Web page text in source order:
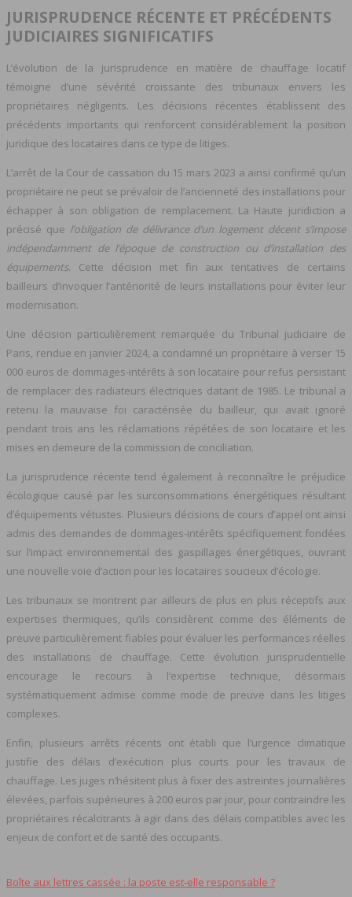
JURISPRUDENCE RÉCENTE ET PRÉCÉDENTS
JUDICIAIRES SIGNIFICATIFS
L’évolution de la jurisprudence en matière de chauffage locatif
témoigne d’une sévérité croissante des tribunaux envers les
propriétaires négligents. Les décisions récentes établissent des
précédents importants qui renforcent considérablement la position
juridique des locataires dans ce type de litiges.
L’arrêt de la Cour de cassation du 15 mars 2023 a ainsi confirmé qu’un
propriétaire ne peut se prévaloir de l’ancienneté des installations pour
échapper à son obligation de remplacement. La Haute juridiction a
précisé que l’obligation de délivrance d’un logement décent s’impose
indépendamment de l’époque de construction ou d’installation des
équipements. Cette décision met fin aux tentatives de certains
bailleurs d’invoquer l’antériorité de leurs installations pour éviter leur
modernisation.
Une décision particulièrement remarquée du Tribunal judiciaire de
Paris, rendue en janvier 2024, a condamné un propriétaire à verser 15
000 euros de dommages-intérêts à son locataire pour refus persistant
de remplacer des radiateurs électriques datant de 1985. Le tribunal a
retenu la mauvaise foi caractérisée du bailleur, qui avait ignoré
pendant trois ans les réclamations répétées de son locataire et les
mises en demeure de la commission de conciliation.
La jurisprudence récente tend également à reconnaître le préjudice
écologique causé par les surconsommations énergétiques résultant
d’équipements vétustes. Plusieurs décisions de cours d’appel ont ainsi
admis des demandes de dommages-intérêts spécifiquement fondées
sur l’impact environnemental des gaspillages énergétiques, ouvrant
une nouvelle voie d’action pour les locataires soucieux d’écologie.
Les tribunaux se montrent par ailleurs de plus en plus réceptifs aux
expertises thermiques, qu’ils considèrent comme des éléments de
preuve particulièrement fiables pour évaluer les performances réelles
des installations de chauffage. Cette évolution jurisprudentielle
encourage le recours à l’expertise technique, désormais
systématiquement admise comme mode de preuve dans les litiges
complexes.
Enfin, plusieurs arrêts récents ont établi que l’urgence climatique
justifie des délais d’exécution plus courts pour les travaux de
chauffage. Les juges n’hésitent plus à fixer des astreintes journalières
élevées, parfois supérieures à 200 euros par jour, pour contraindre les
propriétaires récalcitrants à agir dans des délais compatibles avec les
enjeux de confort et de santé des occupants.
Boîte aux lettres cassée : la poste est‑elle responsable ?